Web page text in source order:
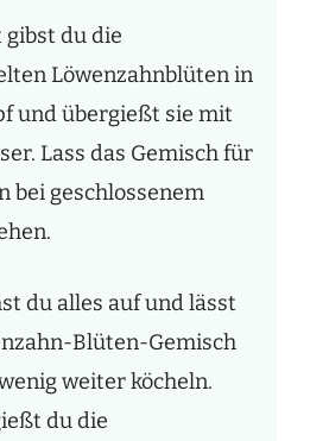
gibst du die
Löwenzahnblüten in
und übergießt sie mit
Lass das Gemisch für
bei geschlossenem
du alles auf und lässt
Blüten-Gemisch
weiter köcheln.
du die